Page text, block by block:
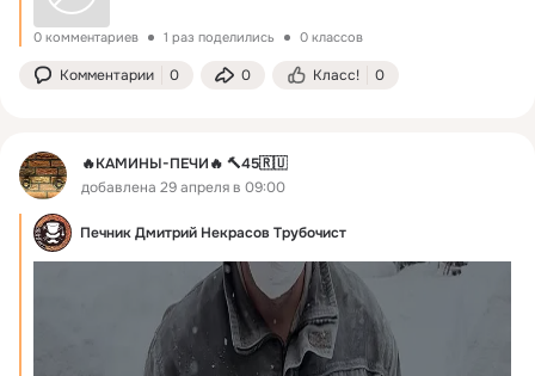
0 комментариев 1 раз поделились 0 классов
Комментарии 0 0 Класс! 0
🔥КАМИНЫ-ПЕЧИ🔥 🔨45🇷🇺
добавлена 29 апреля в 09:00
Печник Дмитрий Некрасов Трубочист